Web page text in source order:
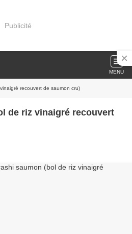
Publicité
MENU
recouvert de saumon cru)
de riz vinaigré recouvert